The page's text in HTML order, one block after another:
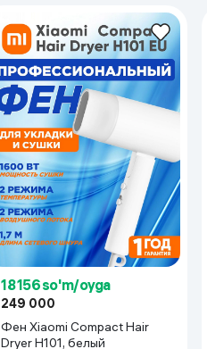
18 156 so'm/oyga
249 000
Фен Xiaomi Compact Hair
Dryer H101, белый